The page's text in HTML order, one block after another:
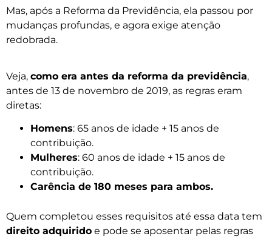
Mas, após a Reforma da Previdência, ela passou por
mudanças profundas, e agora exige atenção
redobrada.
Veja, como era antes da reforma da previdência,
antes de 13 de novembro de 2019, as regras eram
diretas:
Homens: 65 anos de idade + 15 anos de
contribuição.
Mulheres: 60 anos de idade + 15 anos de
contribuição.
Carência de 180 meses para ambos.
Quem completou esses requisitos até essa data tem
direito adquirido e pode se aposentar pelas regras